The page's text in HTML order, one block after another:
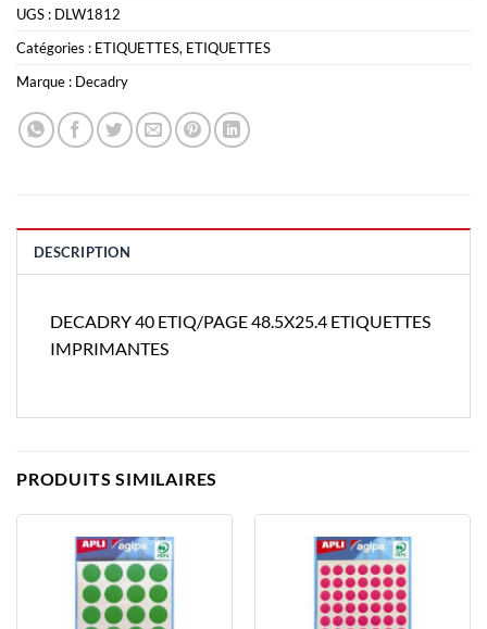
UGS : DLW1812
Catégories : ETIQUETTES, ETIQUETTES
Marque : Decadry
DESCRIPTION
DECADRY 40 ETIQ/PAGE 48.5X25.4 ETIQUETTES
IMPRIMANTES
PRODUITS SIMILAIRES